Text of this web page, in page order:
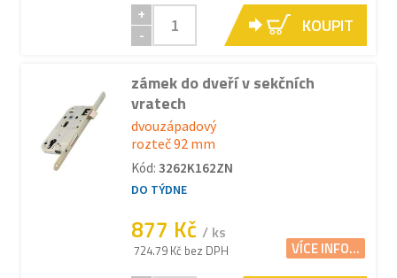
+
-
KOUPIT
zámek do dveří v sekčních
vratech
dvouzápadový
rozteč 92 mm
Kód: 3262K162ZN
DO TÝDNE
877 Kč / ks
724.79 Kč bez DPH VÍCE INFO...